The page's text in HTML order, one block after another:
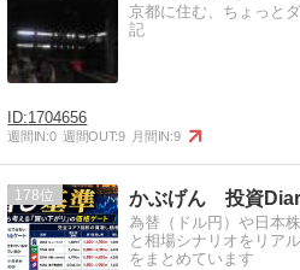
京都に住む、ちょっと
記
1704656
週間IN:0 週間OUT:9 月間IN:9
178
為替（ドル円）や日本
と相場シナリオをリア
をまとめています